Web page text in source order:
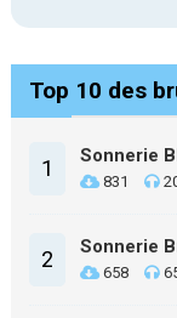
Top 10 des
1 Sonnerie
831
2 Sonnerie
658